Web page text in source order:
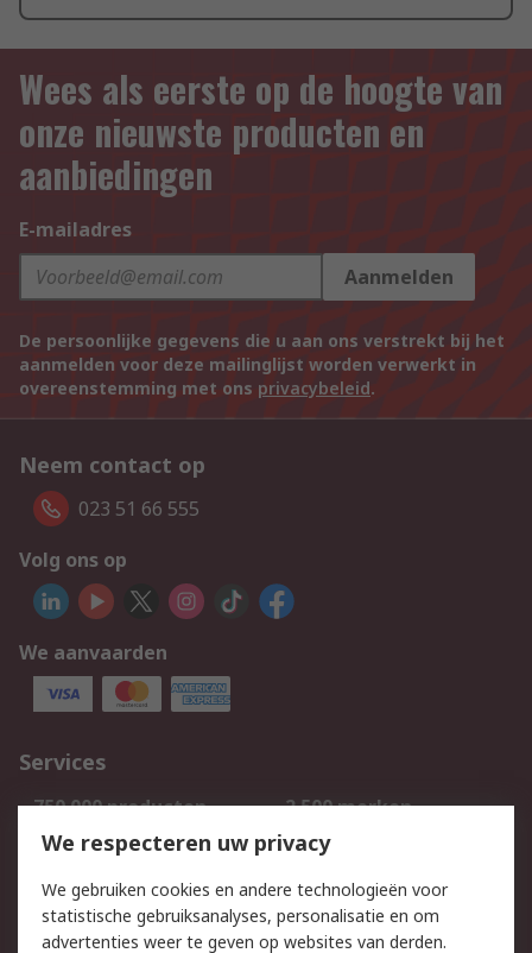
Wees als eerste op de hoogte van
onze nieuwste producten en
aanbiedingen
E-mailadres
Aanmelden
De persoonlijke gegevens die u aan ons verstrekt bij het
aanmelden voor deze mailinglijst worden verwerkt in
overeenstemming met ons privacybeleid.
Neem contact op
023 51 66 555
Volg ons op
We aanvaarden
Services
750.000 producten
2.500 merken
Bestellen
Inkoopoplossingen
Track & Trace
We respecteren uw privacy
We gebruiken cookies en andere technologieën voor
statistische gebruiksanalyses, personalisatie en om
advertenties weer te geven op websites van derden.